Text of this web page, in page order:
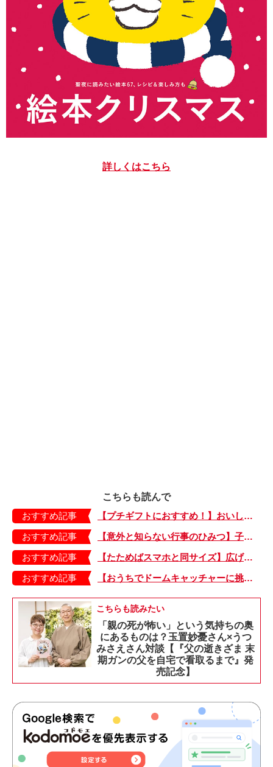
詳しくはこちら
こちらも読んで
おすすめ記事
【プチギフトにおすすめ！】おいしいお茶でホッとひと息。箱がかわいい「ティーバッグ」
おすすめ記事
【意外と知らない行事のひみつ】子どもにはどう伝える？「お盆」って何だろう？
おすすめ記事
【たためばスマホと同サイズ】広げるとビビッドでジューシーな柄が目を引くコンパクトな「扇子」
おすすめ記事
【おうちでドームキャッチャーに挑戦だ】アンパンマン わくわくドームキャッチャー
こちらも読みたい
「親の死が怖い」という気持ちの奥
にあるものは？玉置妙憂さん×うつ
みさえさん対談【『父の逝きざま 末
期ガンの父を自宅で看取るまで』発
売記念】